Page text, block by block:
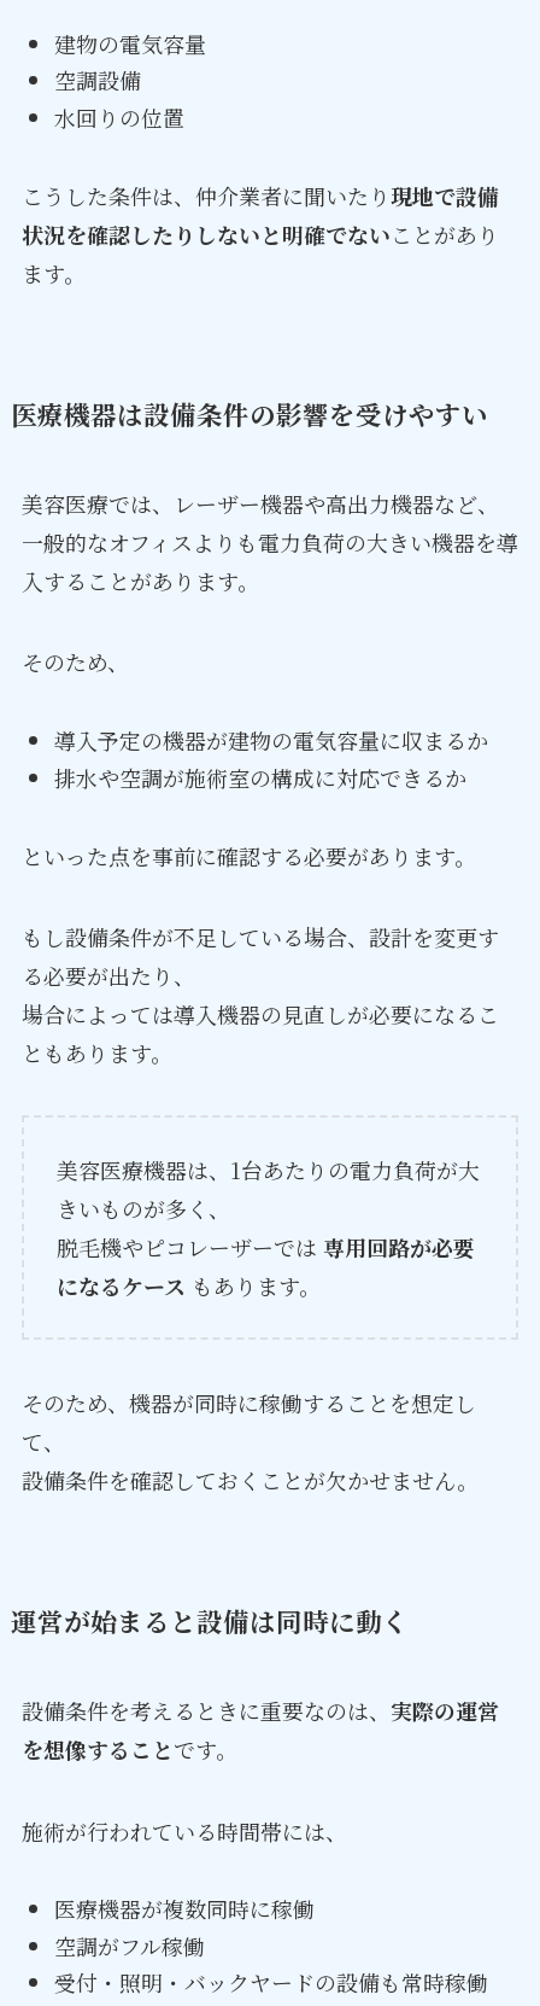
建物の電気容量
空調設備
水回りの位置
こうした条件は、仲介業者に聞いたり現地で設備
状況を確認したりしないと明確でないことがあり
ます。
医療機器は設備条件の影響を受けやすい
美容医療では、レーザー機器や高出力機器など、
一般的なオフィスよりも電力負荷の大きい機器を導
入することがあります。
そのため、
導入予定の機器が建物の電気容量に収まるか
排水や空調が施術室の構成に対応できるか
といった点を事前に確認する必要があります。
もし設備条件が不足している場合、設計を変更す
る必要が出たり、
場合によっては導入機器の見直しが必要になるこ
ともあります。
美容医療機器は、1台あたりの電力負荷が大
きいものが多く、
脱毛機やピコレーザーでは 専用回路が必要
になるケース もあります。
そのため、機器が同時に稼働することを想定し
て、
設備条件を確認しておくことが欠かせません。
運営が始まると設備は同時に動く
設備条件を考えるときに重要なのは、 実際の運営
を想像することです。
施術が行われている時間帯には、
医療機器が複数同時に稼働
空調がフル稼働
受付・照明・バックヤードの設備も常時稼働